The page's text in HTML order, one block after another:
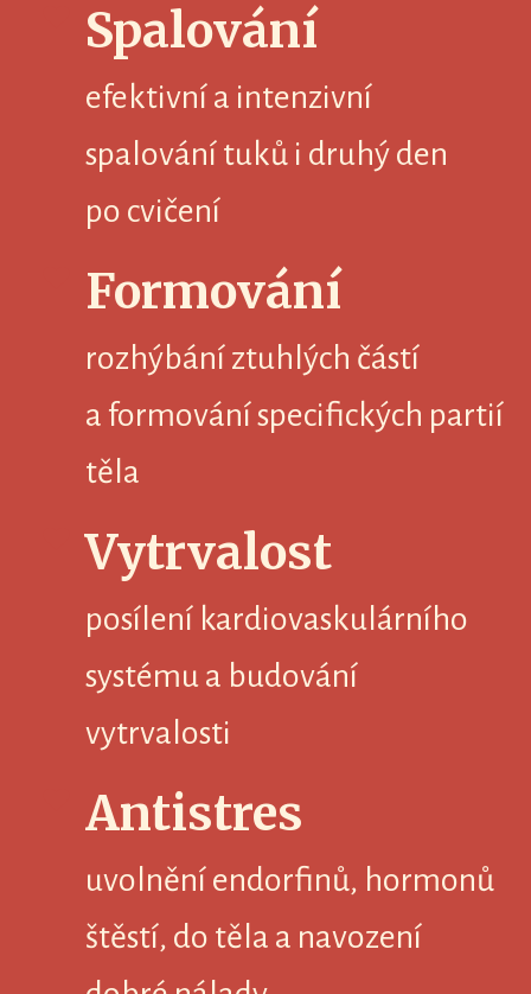
Spalování
efektivní a intenzivní
spalování tuků i druhý den
po cvičení
Formování
rozhýbání ztuhlých částí
a formování specifických partií
těla
Vytrvalost
posílení kardiovaskulárního
systému a budování
vytrvalosti
Antistres
uvolnění endorfinů, hormonů
štěstí, do těla a navození